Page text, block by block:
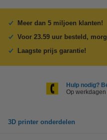
Meer dan 5 miljoen klanten!
Voor 23.59 uur besteld,
Laagste prijs garantie!
Hulp nodig?
Op
3D printer onderdelen